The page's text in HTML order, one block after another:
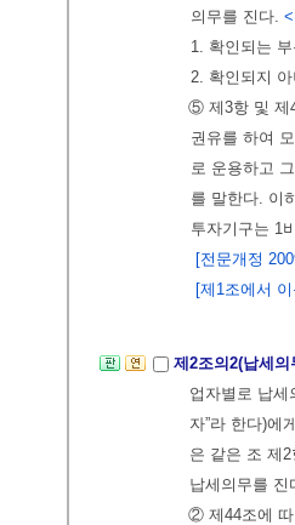
의무를 진다.
1. 확인되는
2. 확인되지
⑤ 제3항 및 제
권유를 하여
로 운용하고
를 말한다. 이
투자기구는 1
[전문개정
[제1조에서
제2조의2(납세
업자별로 납세
자”라 한다)에
은 같은 조 제
납세의무를
② 제44조에 따